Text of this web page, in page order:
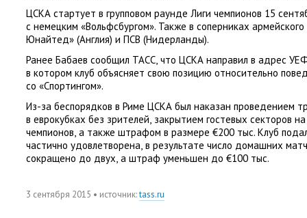
ЦСКА стартует в групповом раунде Лиги чемпионов 15
с немецким «Вольфсбургом». Также в соперниках
Юнайтед» (Англия) и ПСВ (Нидерланды).
Ранее Бабаев сообщил ТАСС, что ЦСКА направил в адрес
в котором клуб объясняет свою позицию относительно
со «Спортингом».
Из-за беспорядков в Риме ЦСКА был наказан проведением
в еврокубках без зрителей, закрытием гостевых секторов
чемпионов, а также штрафом в размере €200 тыс. Клуб
частично удовлетворена, в результате число домашних
сокращено до двух, а штраф уменьшен до €100 тыс.
3 сентября 2015 • источник:tass.ru